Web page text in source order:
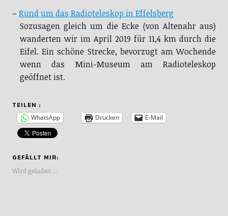
–Rund um das Radioteleskop in Effelsberg
Sozusagen gleich um die Ecke (von Altenahr aus)
wanderten wir im April 2019 für 11,4 km durch die
Eifel. Ein schöne Strecke, bevorzugt am Wochende
wenn das Mini-Museum am Radioteleskop
geöffnet ist.
TEILEN :
WhatsApp Drucken E-Mail
GEFÄLLT MIR:
Wird geladen …